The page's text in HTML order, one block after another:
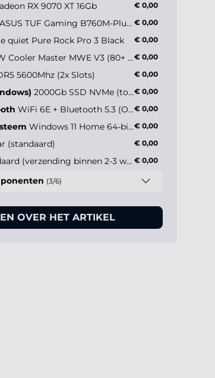
RX 9070 XT 16Gb € 0,00
ASUS TUF Gaming B760M-Plus WiFi II € 0,00
quiet Pure Rock Pro 3 Black € 0,00
750W Cooler Master MWE V3 (80+ Gold)€ 0,00
5600Mhz (2x Slots) € 0,00
2000Gb SSD NVMe (tot 5000MB/s)€ 0,00
WiFi 6E + Bluetooth 5.3 (Onboard)€ 0,00
Windows 11 Home 64-bit NL€ 0,00
(standaard) € 0,00
Standaard (verzending binnen 2-3 werkdagen) € 0,00
(3/6)
OVER HET ARTIKEL